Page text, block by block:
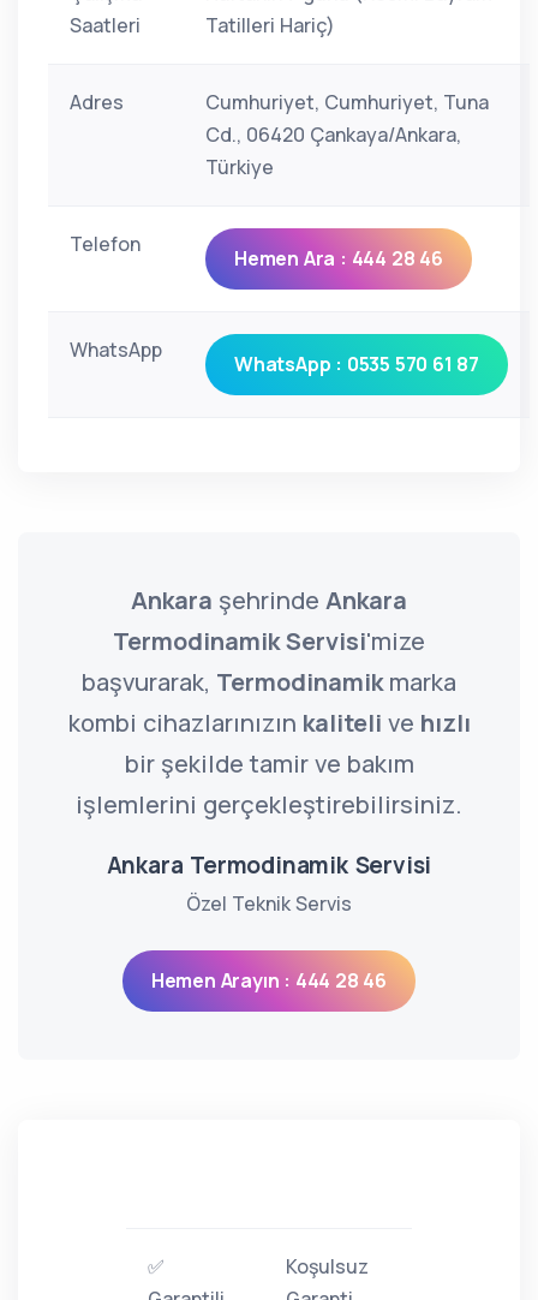
Saatleri
Tatilleri Hariç)
Adres
Cumhuriyet, Cumhuriyet, Tuna
Cd., 06420 Çankaya/Ankara,
Türkiye
Telefon
Hemen Ara : 444 28 46
WhatsApp
WhatsApp : 0535 570 61 87
Ankara şehrinde Ankara
Termodinamik Servisi'mize
başvurarak, Termodinamikmarka
kombi cihazlarınızın kaliteli ve hızlı
bir şekilde tamir ve bakım
işlemlerini gerçekleştirebilirsiniz.
Ankara Termodinamik Servisi
Özel Teknik Servis
Hemen Arayın : 444 28 46
✅
Koşulsuz